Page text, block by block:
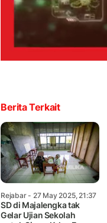
Berita Terkait
Rejabar- 27 May 2025, 21:37
SD di Majalengka tak
Gelar Ujian Sekolah